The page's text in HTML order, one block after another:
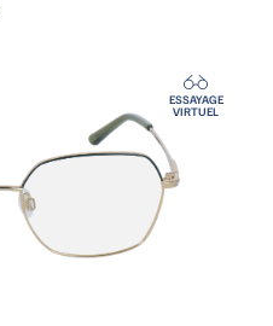
ESSAYAGE
VIRTUEL